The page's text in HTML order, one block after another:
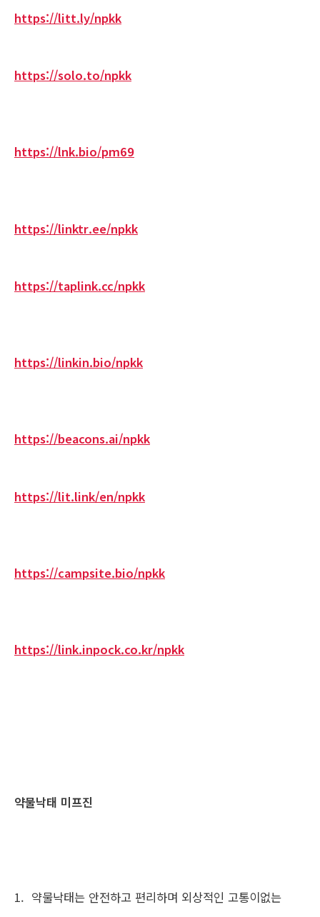
https://litt.ly/npkk
https://solo.to/npkk
https://lnk.bio/pm69
https://linktr.ee/npkk
https://taplink.cc/npkk
https://linkin.bio/npkk
https://beacons.ai/npkk
https://lit.link/en/npkk
https://campsite.bio/npkk
https://link.inpock.co.kr/npkk
약물낙태 미프진
1. 약물낙태는 안전하고 편리하며 외상적인 고통이없는